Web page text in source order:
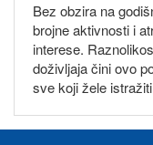
Bez obzira na
brojne aktivnosti i
interese.
doživljaja čini ovo
sve koji žele